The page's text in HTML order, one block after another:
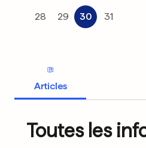
28 29 30 31
Articles
Toutes les